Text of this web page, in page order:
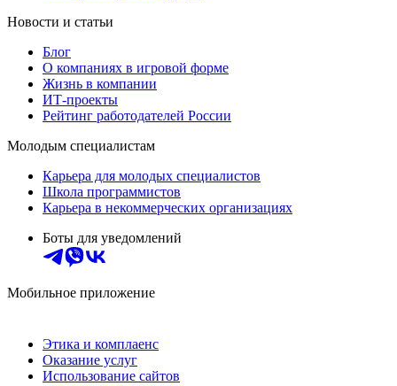
Новости и статьи
Блог
О компаниях в игровой форме
Жизнь в компании
ИТ-проекты
Рейтинг работодателей России
Молодым специалистам
Карьера для молодых специалистов
Школа программистов
Карьера в некоммерческих организациях
Боты для уведомлений
Мобильное приложение
Этика и комплаенс
Оказание услуг
Использование сайтов